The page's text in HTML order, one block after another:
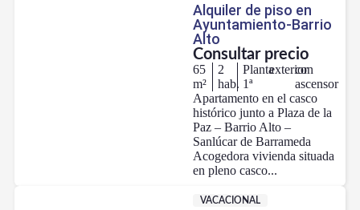
Alquiler de piso en
Ayuntamiento-Barrio
Alto
Consultar precio
65
m²
2
hab.
Planta
1ª
exterior
con
ascensor
Apartamento en el casco
histórico junto a Plaza de la
Paz – Barrio Alto –
Sanlúcar de Barrameda
Acogedora vivienda situada
en pleno casco...
VACACIONAL